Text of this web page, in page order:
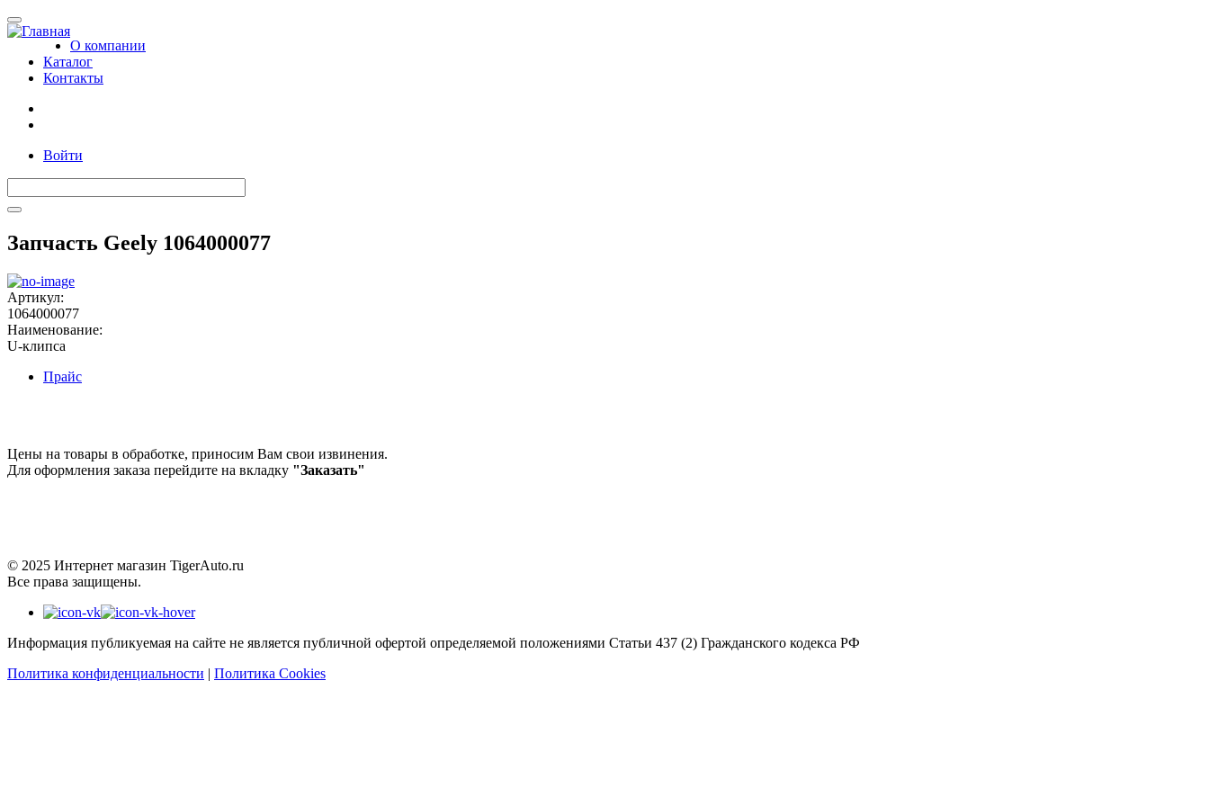
Toggle
navigation О компании
Каталог
Контакты
Войти
Запчасть Geely 1064000077
Артикул:
1064000077
Наименование:
U-клипса
Прайс
Цены на товары в обработке, приносим Вам свои извинения.
Для оформления заказа перейдите на вкладку "Заказать"
© 2025 Интернет магазин TigerAuto.ru
Все права защищены.
Информация публикуемая на сайте не является публичной офертой определяемой положениями Статьи 437 (2) Гражданского кодекса РФ
Политика конфиденциальности | Политика Cookies